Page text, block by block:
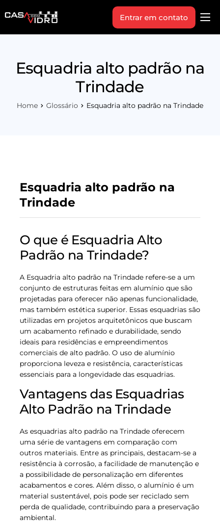
Produtos
Indique+
Entrar em contato
Esquadria alto padrão na
Trindade
Home Glossário Esquadria alto padrão na Trindade
Esquadria alto padrão na
Trindade
O que é Esquadria Alto
Padrão na Trindade?
A Esquadria alto padrão na Trindade refere-se a um
conjunto de estruturas feitas em alumínio que são
projetadas para oferecer não apenas funcionalidade,
mas também estética superior. Essas esquadrias são
utilizadas em projetos arquitetônicos que buscam
um acabamento refinado e durabilidade, sendo
ideais para residências e empreendimentos
comerciais de alto padrão. O uso de alumínio
proporciona leveza e resistência, características
essenciais para a longevidade das esquadrias.
Vantagens das Esquadrias
Alto Padrão na Trindade
As esquadrias alto padrão na Trindade oferecem
uma série de vantagens em comparação com
outros materiais. Entre as principais, destacam-se a
resistência à corrosão, a facilidade de manutenção e
a possibilidade de personalização em diferentes
acabamentos e cores. Além disso, o alumínio é um
material sustentável, pois pode ser reciclado sem
perda de qualidade, contribuindo para a preservação
ambiental.